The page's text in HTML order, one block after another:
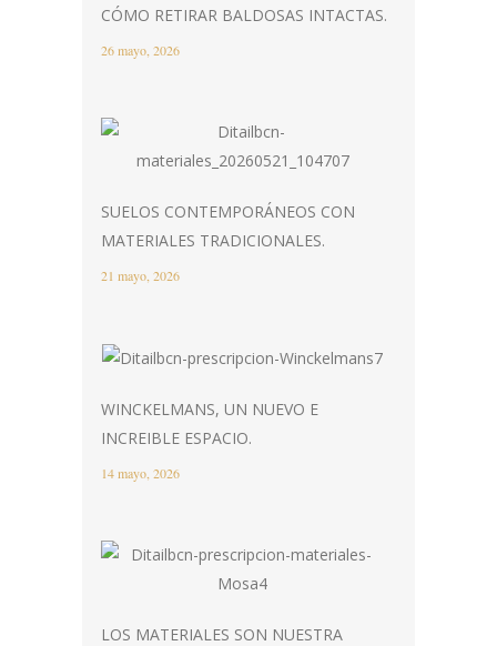
CÓMO RETIRAR BALDOSAS INTACTAS.
26 mayo, 2026
SUELOS CONTEMPORÁNEOS CON
MATERIALES TRADICIONALES.
21 mayo, 2026
WINCKELMANS, UN NUEVO E
INCREIBLE ESPACIO.
14 mayo, 2026
LOS MATERIALES SON NUESTRA